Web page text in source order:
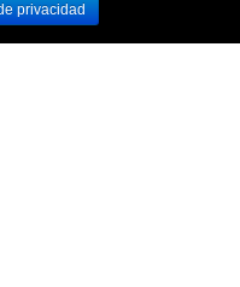
privacidad